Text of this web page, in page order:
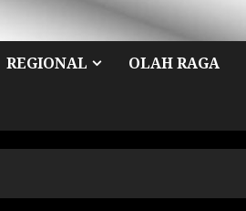
REGIONAL OLAH RAGA